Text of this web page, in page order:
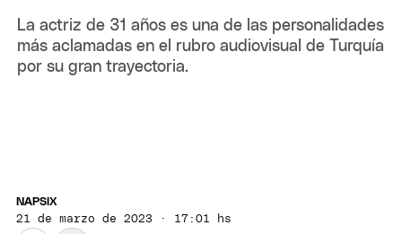
La actriz de 31 años es una de las personalidades
más aclamadas en el rubro audiovisual de Turquía
por su gran trayectoria.
NAPSIX
21 de marzo de 2023 · 17:01 hs